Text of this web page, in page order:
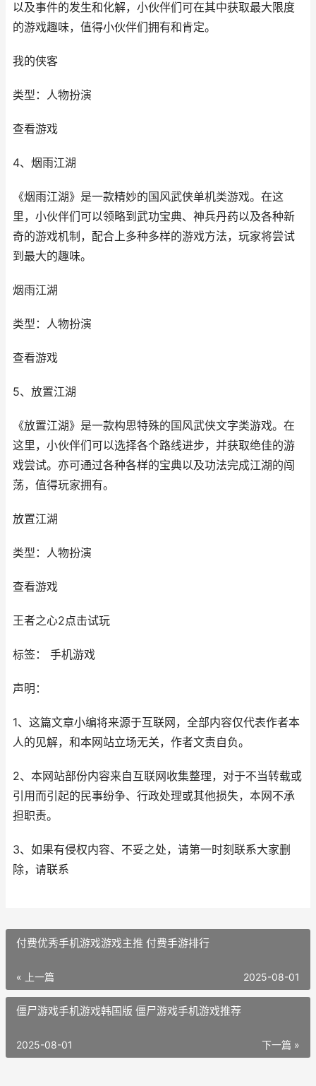
以及事件的发生和化解，小伙伴们可在其中获取最大限度
的游戏趣味，值得小伙伴们拥有和肯定。
我的侠客
类型：人物扮演
查看游戏
4、烟雨江湖
《烟雨江湖》是一款精妙的国风武侠单机类游戏。在这
里，小伙伴们可以领略到武功宝典、神兵丹药以及各种新
奇的游戏机制，配合上多种多样的游戏方法，玩家将尝试
到最大的趣味。
烟雨江湖
类型：人物扮演
查看游戏
5、放置江湖
《放置江湖》是一款构思特殊的国风武侠文字类游戏。在
这里，小伙伴们可以选择各个路线进步，并获取绝佳的游
戏尝试。亦可通过各种各样的宝典以及功法完成江湖的闯
荡，值得玩家拥有。
放置江湖
类型：人物扮演
查看游戏
王者之心2点击试玩
标签： 手机游戏
声明：
1、这篇文章小编将来源于互联网，全部内容仅代表作者本
人的见解，和本网站立场无关，作者文责自负。
2、本网站部份内容来自互联网收集整理，对于不当转载或
引用而引起的民事纷争、行政处理或其他损失，本网不承
担职责。
3、如果有侵权内容、不妥之处，请第一时刻联系大家删
除，请联系
付费优秀手机游戏游戏主推 付费手游排行
« 上一篇 2025-08-01
僵尸游戏手机游戏韩国版 僵尸游戏手机游戏推荐
下一篇 »
2025-08-01